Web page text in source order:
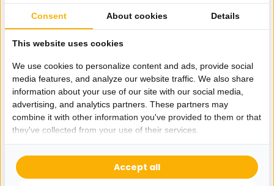
Hulp nodig?
Wij zitten voor je klaar.
Whatsapp ons
0162-231130
klantenservice@bazaaronline.nl
Consent About cookies Details
This website uses cookies
We use cookies to personalize content and ads, provide social
media features, and analyze our website traffic. We also share
information about your use of our site with our social media,
advertising, and analytics partners. These partners may
combine it with other information you've provided to them or that
they've collected from your use of their services.
Accept all